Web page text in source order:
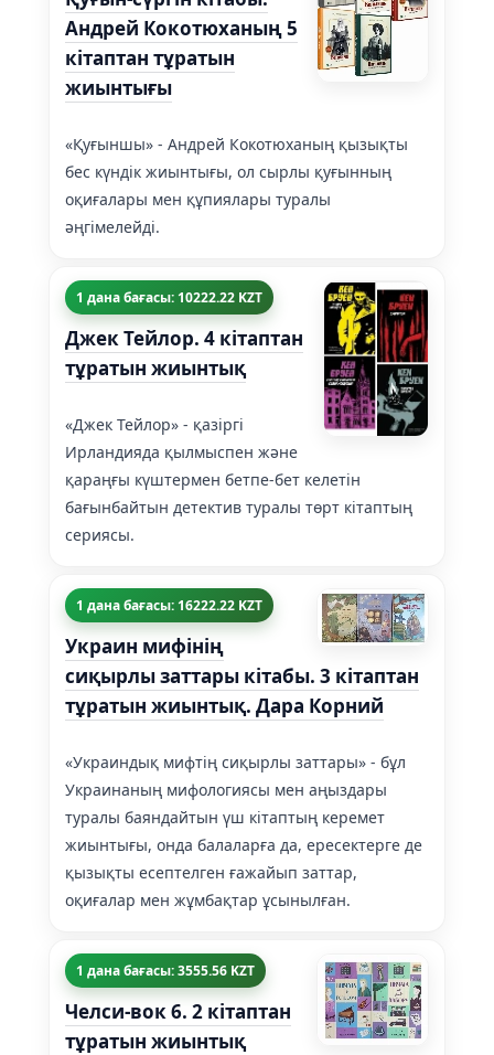
Андрей Кокотюханың 5
кітаптан тұратын
жиынтығы
«Қуғыншы» - Андрей Кокотюханың қызықты
бес күндік жиынтығы, ол сырлы қуғынның
оқиғалары мен құпиялары туралы
әңгімелейді.
1 дана бағасы: 10222.22 KZT
Джек Тейлор. 4 кітаптан
тұратын жиынтық
«Джек Тейлор» - қазіргі
Ирландияда қылмыспен және
қараңғы күштермен бетпе-бет келетін
бағынбайтын детектив туралы төрт кітаптың
сериясы.
1 дана бағасы: 16222.22 KZT
Украин мифінің
сиқырлы заттары кітабы. 3 кітаптан
тұратын жиынтық. Дара Корний
«Украиндық мифтің сиқырлы заттары» - бұл
Украинаның мифологиясы мен аңыздары
туралы баяндайтын үш кітаптың керемет
жиынтығы, онда балаларға да, ересектерге де
қызықты есептелген ғажайып заттар,
оқиғалар мен жұмбақтар ұсынылған.
1 дана бағасы: 3555.56 KZT
Челси-вок 6. 2 кітаптан
тұратын жиынтық